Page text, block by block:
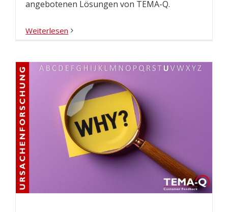
angebotenen Lösungen von TEMA-Q.
Weiterlesen